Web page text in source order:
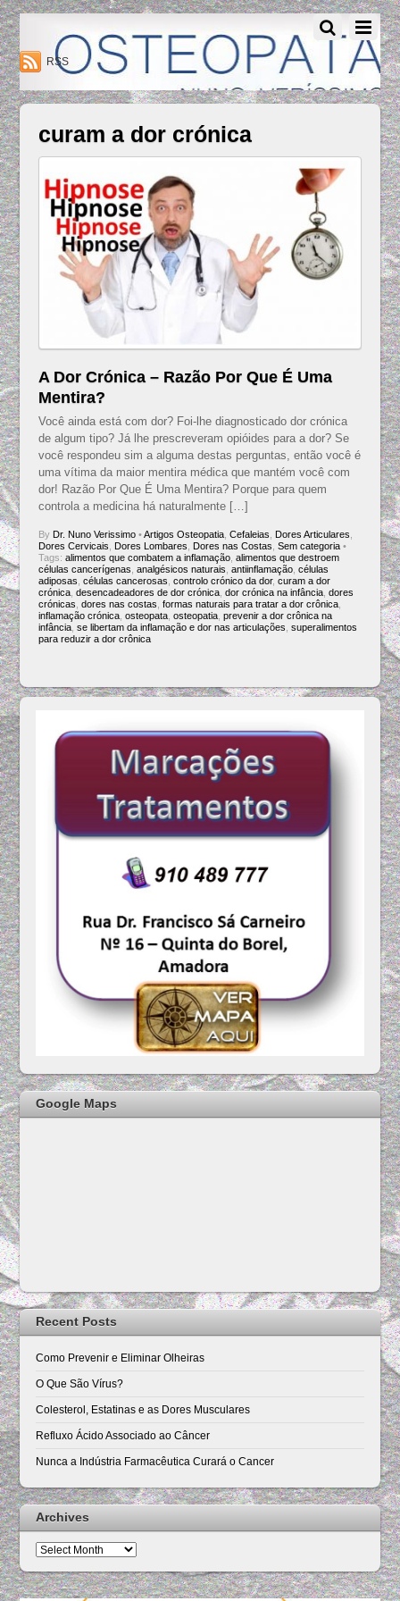
Osteopatia Nuno Verissimo - Osteopatia Amadora - Lisboa
RSS
curam a dor crónica
A Dor Crónica – Razão Por Que É Uma
Mentira?
Você ainda está com dor? Foi-lhe diagnosticado dor crónica
de algum tipo? Já lhe prescreveram opióides para a dor? Se
você respondeu sim a alguma destas perguntas, então você é
uma vítima da maior mentira médica que mantém você com
dor! Razão Por Que É Uma Mentira? Porque para quem
controla a medicina há naturalmente […]
By Dr. Nuno Verissimo• Artigos Osteopatia, Cefaleias Dores Articulares
Dores Cervicais
Dores Lombares Dores nas Costas Sem categoria •
Tags: alimentos que combatem a inflamação, alimentos que destroem
células cancerígenas analgésicos naturais antiinflamação, células
adiposas células cancerosas controlo crónico da dor, curam a dor
crónica, desencadeadores de dor crónica, dor crónica na infância, dores
crónicas dores nas costas formas naturais para tratar a dor crônica,
inflamação crónica, osteopata, osteopatia, prevenir a dor crônica na
infância, se libertam da inflamação e dor nas articulações superalimentos
para reduzir a dor crônica
Google Maps
Recent Posts
Como Prevenir e Eliminar Olheiras
O Que São Vírus?
Colesterol, Estatinas e as Dores Musculares
Refluxo Ácido Associado ao Câncer
Nunca a Indústria Farmacêutica Curará o Cancer
Archives
Archives